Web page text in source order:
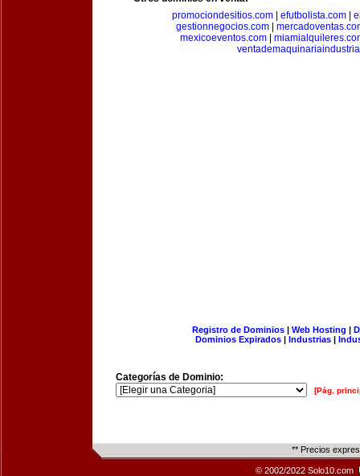
promociondesitios.com| efutbolista.com|
gestionnegocios.com
mexicoeventos.com
Registro de Dominios| Web Hosting |
Dominios Expirados | Industrias |
Categorías de Dominio:
[Pág.
** Precios
© 2002/2022 Solo10.com